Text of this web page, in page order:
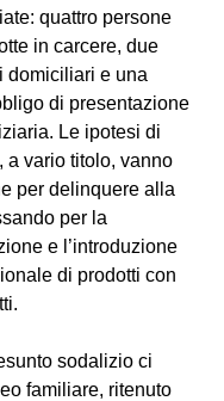
quattro persone
in carcere, due
domiciliari e una
di presentazione
Le ipotesi di
a vario titolo, vanno
per delinquere alla
per la
e l’introduzione
di prodotti con
sodalizio ci
familiare, ritenuto